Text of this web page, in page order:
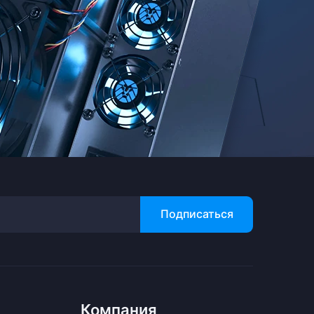
Подписаться
Компания